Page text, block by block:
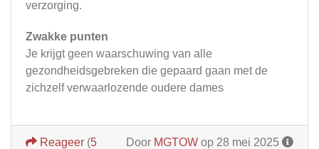
verzorging.
Zwakke punten
Je krijgt geen waarschuwing van alle
gezondheidsgebreken die gepaard gaan met de
zichzelf verwaarlozende oudere dames
Door MGTOW op 28 mei 2025
Reageer (5